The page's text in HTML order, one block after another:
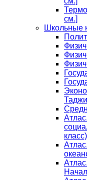
см.]
Школьные
класс)